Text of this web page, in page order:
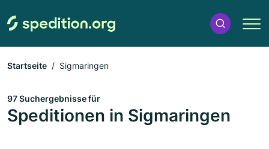
Startseite Sigmaringen
97 Suchergebnisse für
Speditionen in Sigmaringen